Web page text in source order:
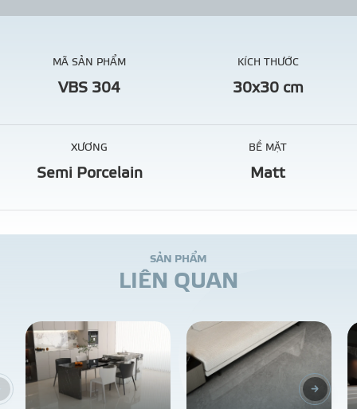
MÃ SẢN PHẨM
VBS 304
KÍCH THƯỚC
30x30 cm
XƯƠNG
Semi Porcelain
BỀ MẶT
Matt
SẢN PHẨM
LIÊN QUAN